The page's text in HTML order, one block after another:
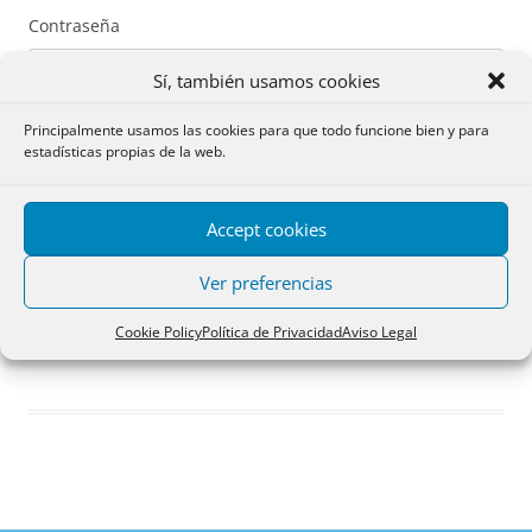
Sí, también usamos cookies
Principalmente usamos las cookies para que todo funcione bien y para
estadísticas propias de la web.
Accept cookies
Ver preferencias
Cookie PolicyPolítica de PrivacidadAviso Legal
Contraseña
Acceder
Registro
¿Has olvidado tu contraseña?